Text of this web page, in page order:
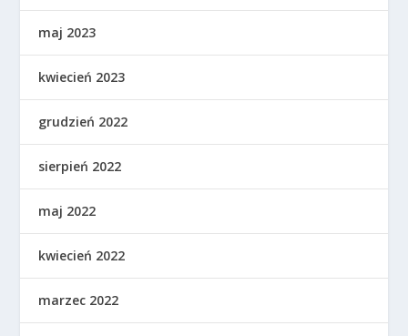
maj 2023
kwiecień 2023
grudzień 2022
sierpień 2022
maj 2022
kwiecień 2022
marzec 2022